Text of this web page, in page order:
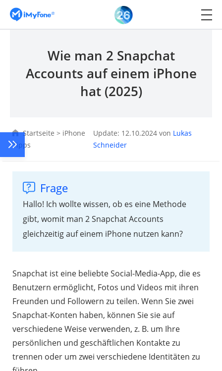
Wie man 2 Snapchat
Accounts auf einem iPhone
hat (2025)
Startseite > iPhone
Tipps
Update: 12.10.2024 von Lukas
Schneider
Frage
Hallo! Ich wollte wissen, ob es eine Methode
gibt, womit man 2 Snapchat Accounts
gleichzeitig auf einem iPhone nutzen kann?
Snapchat ist eine beliebte Social-Media-App, die es
Benutzern ermöglicht, Fotos und Videos mit ihren
Freunden und Followern zu teilen. Wenn Sie zwei
Snapchat-Konten haben, können Sie sie auf
verschiedene Weise verwenden, z. B. um Ihre
persönlichen und geschäftlichen Kontakte zu
trennen oder um zwei verschiedene Identitäten zu